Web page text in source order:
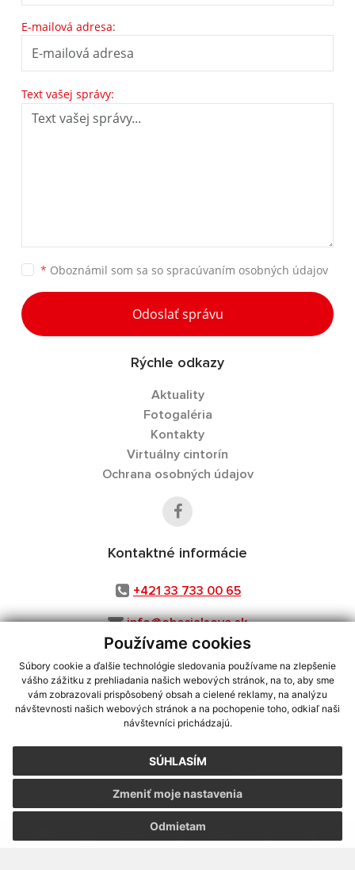
Používame cookies
Súbory cookie a ďalšie technológie sledovania používame na zlepšenie
vášho zážitku z prehliadania našich webových stránok, na to, aby sme
vám zobrazovali prispôsobený obsah a cielené reklamy, na analýzu
návštevnosti našich webových stránok a na pochopenie toho, odkiaľ naši
návštevníci prichádzajú.
SÚHLASÍM
Odmietam
Zmeniť moje nastavenia
E-mailová adresa:
Text vašej správy:
* Oboznámil som sa so spracúvaním osobných údajov
Odoslať správu
Rýchle odkazy
Aktuality
Fotogaléria
Kontakty
Virtuálny cintorín
Ochrana osobných údajov
Kontaktné informácie
+421 33 733 00 65
info@obecjalsove.sk
využite možnosť získavania aktuálnych informácií s využitím RSS
CMS systém (redakčný) systém ECHELON 2,Mapa stránok,web portál
webex.digital, s.r.o.,domény,registrácia domény
Posledná aktualizácia:06.08.2026
Vytlačiť stránku|Vyhlásenie o prístupnosti